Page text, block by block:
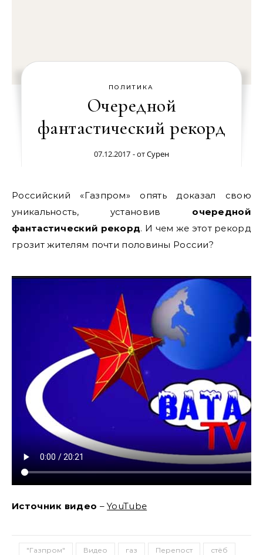
ПОЛИТИКА
Очередной
фантастический рекорд
07.12.2017 - отСурен
Российский «Газпром» опять доказал свою
уникальность, установив очередной
фантастический рекорд. И чем же этот рекорд
грозит жителям почти половины России?
Источник видео –YouTube
"Газпром" Видео газ Перепост стёб